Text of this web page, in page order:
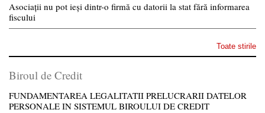
Asociații nu pot ieși dintr-o firmă cu datorii la stat fără informarea
fiscului
Toate stirile
Biroul de Credit
FUNDAMENTAREA LEGALITATII PRELUCRARII DATELOR
PERSONALE IN SISTEMUL BIROULUI DE CREDIT